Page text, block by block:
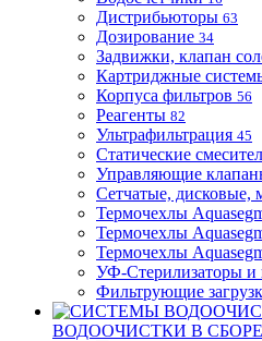
Дистрибьюторы 63
Дозирование 34
Задвижки, клапан
Картриджные
Корпуса фильтров 56
Реагенты 82
Ультрафильтрация 45
Статические
Управляющие
Сетчатые,
Термочехлы
Термочехлы
Термочехлы
УФ-Стерилизаторы
Фильтрующие
ВОДООЧИСТКИ В СБОРЕ